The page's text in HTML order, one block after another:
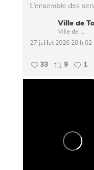
L’ensemble des
Ville de
27 juillet 2026 20 h 02
33 9 1